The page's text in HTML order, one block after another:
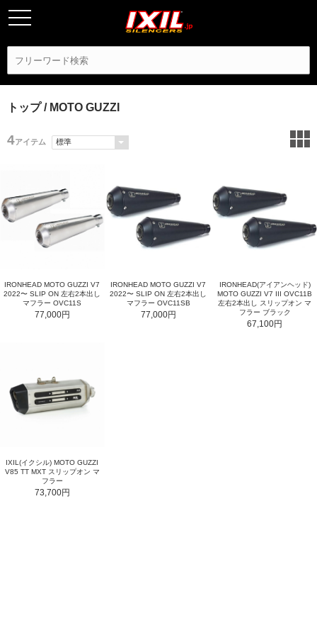
トップ/ MOTO GUZZI
4アイテム
IRONHEAD MOTO GUZZI V7
2022〜 SLIP ON 左右2本出し
マフラー OVC11S
77,000円
IRONHEAD MOTO GUZZI V7
2022〜 SLIP ON 左右2本出し
マフラー OVC11SB
77,000円
IRONHEAD(アイアンヘッド)
MOTO GUZZI V7 III OVC11B
左右2本出し スリップオン マ
フラー ブラック
67,100円
IXIL(イクシル) MOTO GUZZI
V85 TT MXT スリップオン マ
フラー
73,700円